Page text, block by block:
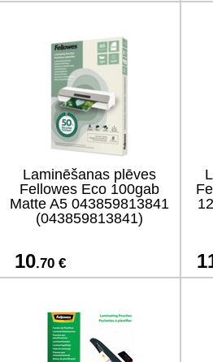
Laminēšanas plēves
Fellowes Eco 100gab
Matte A5 043859813841
(043859813841)
10.70 €